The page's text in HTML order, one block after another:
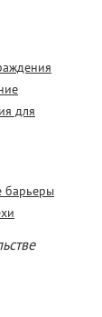
для
барьеры